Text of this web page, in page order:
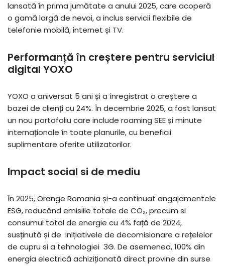
lansată în prima jumătate a anului 2025, care acoperă
o gamă largă de nevoi, a inclus servicii flexibile de
telefonie mobilă, internet și TV.
Performanță în creștere pentru serviciul
digital YOXO
YOXO a aniversat 5 ani și a înregistrat o creștere a
bazei de clienți cu 24%. În decembrie 2025, a fost lansat
un nou portofoliu care include roaming SEE și minute
internaționale în toate planurile, cu beneficii
suplimentare oferite utilizatorilor.
Impact social si de mediu
În 2025, Orange Romania și-a continuat angajamentele
ESG, reducând emisiile totale de CO₂, precum si
consumul total de energie cu 4% față de 2024,
susținută și de inițiativele de decomisionare a rețelelor
de cupru si a tehnologiei 3G. De asemenea, 100% din
energia electrică achiziționată direct provine din surse